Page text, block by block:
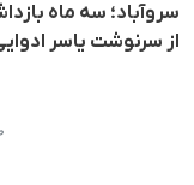
سروآباد؛ سه ماه
از سرنوشت یاسر
۲۰